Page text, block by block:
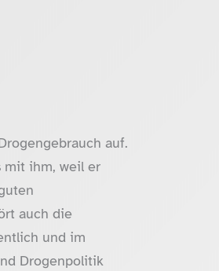
auf.
mit ihm, weil er
auch die
und im
Drogenpolitik